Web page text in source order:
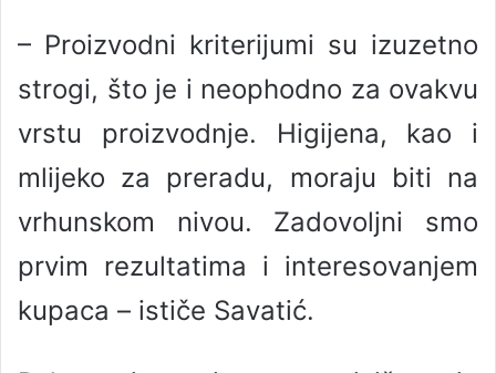
– Proizvodni kriterijumi su izuzetno
strogi, što je i neophodno za ovakvu
vrstu proizvodnje. Higijena, kao i
mlijeko za preradu, moraju biti na
vrhunskom nivou. Zadovoljni smo
prvim rezultatima i interesovanjem
kupaca – ističe Savatić.